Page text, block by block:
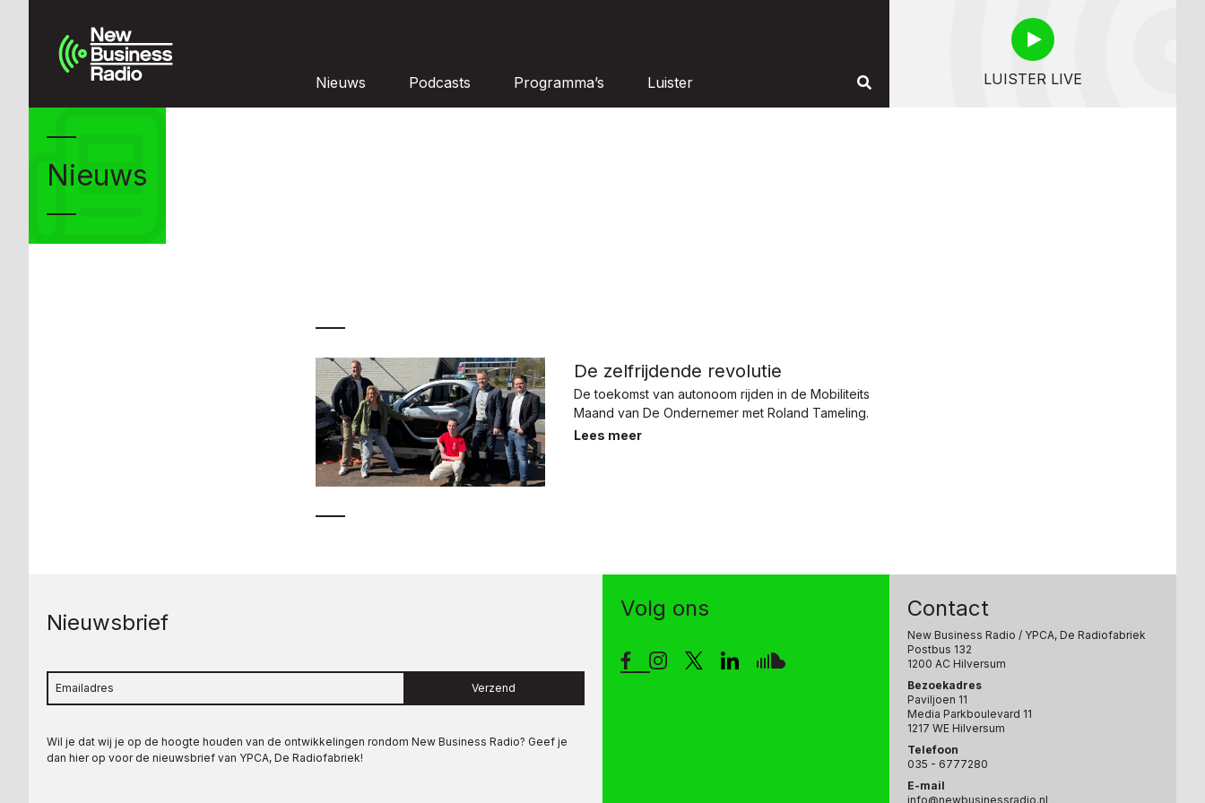
Nieuws Podcasts Programma’s Luister LUISTER LIVE
Nieuws
De zelfrijdende revolutie
De toekomst van autonoom rijden in de Mobiliteits
Maand van De Ondernemer met Roland Tameling.
Lees meer
Nieuwsbrief
Verzend
Wil je dat wij je op de hoogte houden van de ontwikkelingen rondom New Business Radio? Geef je
dan hier op voor de nieuwsbrief van YPCA, De Radiofabriek!
Volg ons Contact
New Business Radio / YPCA, De Radiofabriek
Postbus 132
1200 AC Hilversum
Bezoekadres
Paviljoen 11
Media Parkboulevard 11
1217 WE Hilversum
Telefoon
035 - 6777280
E-mail
info@newbusinessradio.nl